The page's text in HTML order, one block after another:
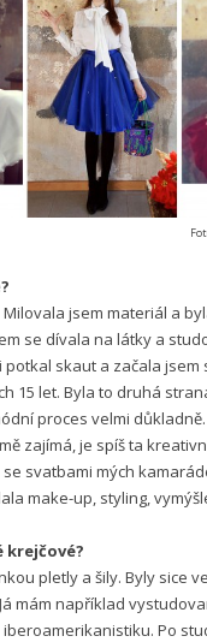
jsem materiál a
se dívala na látky a
potkal skaut a začala
15 let. Byla to druhá
proces velmi
zajímá, je spíš ta
svatbami mých
make-up, styling,
krejčové?
pletly a šily. Byly sice
mám například
Po